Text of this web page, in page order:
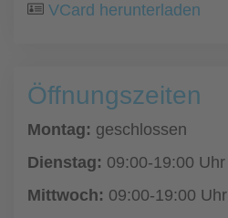
VCard herunterladen
Öffnungszeiten
Montag: geschlossen
Dienstag: 09:00-19:00 Uhr
Mittwoch: 09:00-19:00 Uhr